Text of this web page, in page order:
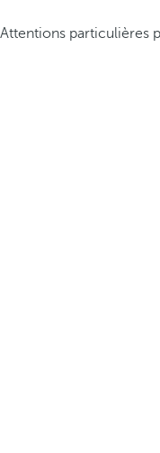
Attentions particulières